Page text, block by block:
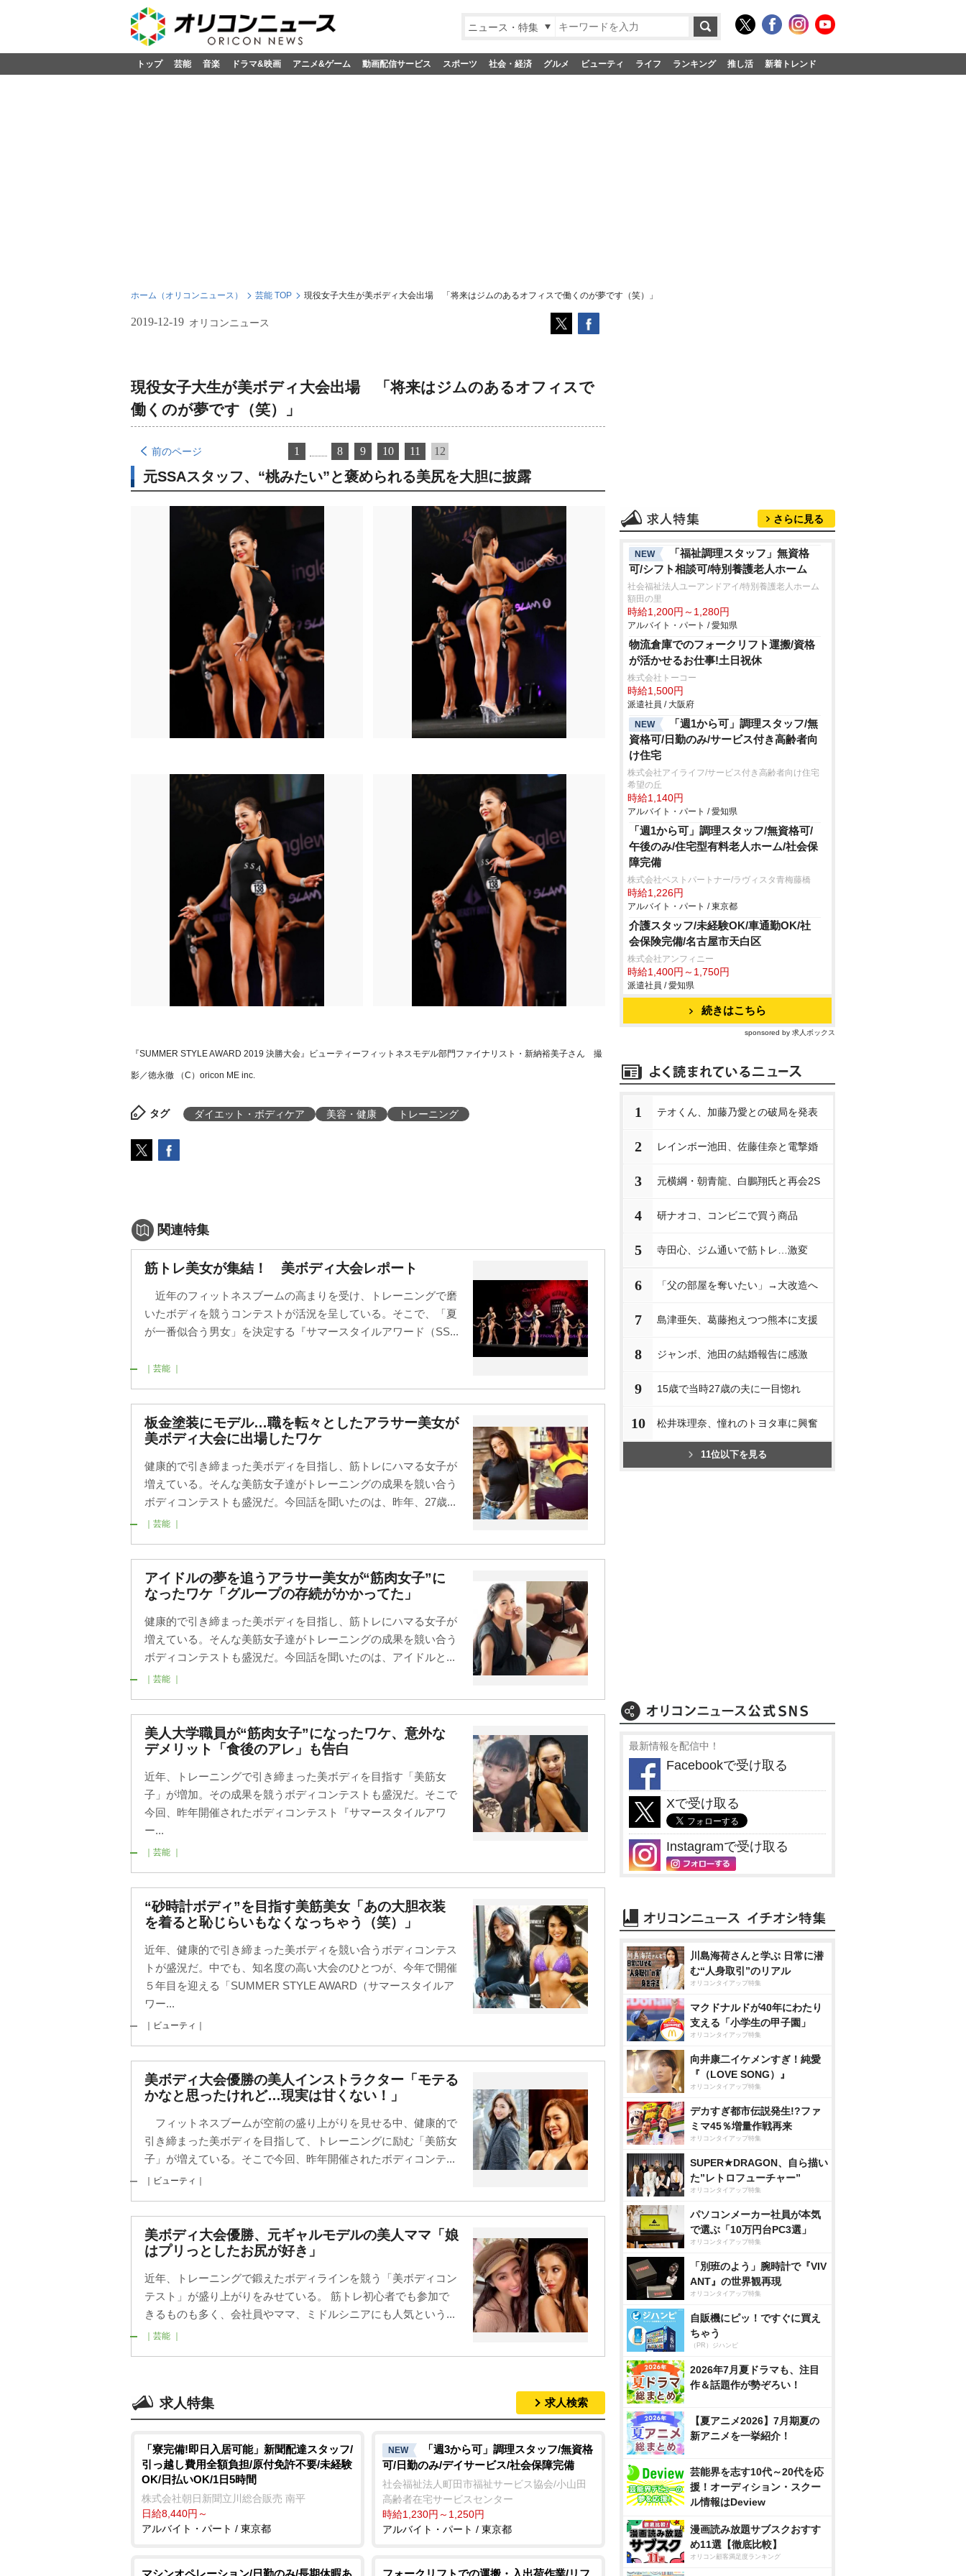
ニュース・特集
トップ 芸能 音楽 ドラマ&映画 アニメ&ゲーム 動画配信サービス スポーツ 社会・経済 グルメ ビューティ ライフ ランキング 推し活 新着トレンド
ホーム（オリコンニュース） 芸能 TOP 現役女子大生が美ボディ大会出場 「将来はジムのあるオフィスで働くのが夢です（笑）」
2019-12-19 オリコンニュース
現役女子大生が美ボディ大会出場 「将来はジムのあるオフィスで
働くのが夢です（笑）」
前のページ 1 8 9 10 11 12
元SSAスタッフ、“桃みたい”と褒められる美尻を大胆に披露
『SUMMER STYLE AWARD 2019 決勝大会』ビューティーフィットネスモデル部門ファイナリスト・新納裕美子さん 撮
影／徳永徹 （C）oricon ME inc.
タグ ダイエット・ボディケア 美容・健康 トレーニング
関連特集
筋トレ美女が集結！ 美ボディ大会レポート
近年のフィットネスブームの高まりを受け、トレーニングで磨
いたボディを競うコンテストが活況を呈している。そこで、「夏
が一番似合う男女」を決定する『サマースタイルアワード（SS...
｜芸能 ｜
板金塗装にモデル…職を転々としたアラサー美女が
美ボディ大会に出場したワケ
健康的で引き締まった美ボディを目指し、筋トレにハマる女子が
増えている。そんな美筋女子達がトレーニングの成果を競い合う
ボディコンテストも盛況だ。今回話を聞いたのは、昨年、27歳...
｜芸能 ｜
アイドルの夢を追うアラサー美女が“筋肉女子”に
なったワケ「グループの存続がかかってた」
健康的で引き締まった美ボディを目指し、筋トレにハマる女子が
増えている。そんな美筋女子達がトレーニングの成果を競い合う
ボディコンテストも盛況だ。今回話を聞いたのは、アイドルと...
｜芸能 ｜
美人大学職員が“筋肉女子”になったワケ、意外な
デメリット「食後のアレ」も告白
近年、トレーニングで引き締まった美ボディを目指す「美筋女
子」が増加。その成果を競うボディコンテストも盛況だ。そこで
今回、昨年開催されたボディコンテスト『サマースタイルアワ
ー...
｜芸能 ｜
“砂時計ボディ”を目指す美筋美女「あの大胆衣装
を着ると恥じらいもなくなっちゃう（笑）」
近年、健康的で引き締まった美ボディを競い合うボディコンテス
トが盛況だ。中でも、知名度の高い大会のひとつが、今年で開催
５年目を迎える「SUMMER STYLE AWARD（サマースタイルア
ワー...
｜ビューティ｜
美ボディ大会優勝の美人インストラクター「モテる
かなと思ったけれど…現実は甘くない！」
フィットネスブームが空前の盛り上がりを見せる中、健康的で
引き締まった美ボディを目指して、トレーニングに励む「美筋女
子」が増えている。そこで今回、昨年開催されたボディコンテ...
｜ビューティ｜
美ボディ大会優勝、元ギャルモデルの美人ママ「娘
はプリっとしたお尻が好き」
近年、トレーニングで鍛えたボディラインを競う「美ボディコン
テスト」が盛り上がりをみせている。 筋トレ初心者でも参加で
きるものも多く、会社員やママ、ミドルシニアにも人気という...
｜芸能 ｜
求人特集 求人検索
「寮完備!即日入居可能」新聞配達スタッフ/
引っ越し費用全額負担/原付免許不要/未経験
OK/日払いOK/1日5時間
株式会社朝日新聞立川総合販売 南平
日給8,440円～
アルバイト・パート / 東京都
NEW
「週3から可」調理スタッフ/無資格
可/日勤のみ/デイサービス/社会保障完備
社会福祉法人町田市福祉サービス協会/小山田
高齢者在宅サービスセンター
時給1,230円～1,250円
アルバイト・パート / 東京都
さらに見る
NEW
「福祉調理スタッフ」無資格
可/シフト相談可/特別養護老人ホーム
社会福祉法人ユーアンドアイ/特別養護老人ホーム
額田の里
時給1,200円～1,280円
アルバイト・パート / 愛知県
物流倉庫でのフォークリフト運搬/資格
が活かせるお仕事!土日祝休
株式会社トーコー
時給1,500円
派遣社員 / 大阪府
NEW
「週1から可」調理スタッフ/無
資格可/日勤のみ/サービス付き高齢者向
け住宅
株式会社アイライフ/サービス付き高齢者向け住宅
希望の丘
時給1,140円
アルバイト・パート / 愛知県
「週1から可」調理スタッフ/無資格可/
午後のみ/住宅型有料老人ホーム/社会保
障完備
株式会社ベストパートナー/ラヴィスタ青梅藤橋
時給1,226円
アルバイト・パート / 東京都
介護スタッフ/未経験OK/車通勤OK/社
会保険完備/名古屋市天白区
株式会社アンフィニー
時給1,400円～1,750円
派遣社員 / 愛知県
続きはこちら
sponsored by 求人ボックス
1 テオくん、加藤乃愛との破局を発表
2 レインボー池田、佐藤佳奈と電撃婚
3 元横綱・朝青龍、白鵬翔氏と再会2S
4 研ナオコ、コンビニで買う商品
5 寺田心、ジム通いで筋トレ…激変
6 「父の部屋を奪いたい」→大改造へ
7 島津亜矢、葛藤抱えつつ熊本に支援
8 ジャンボ、池田の結婚報告に感激
9 15歳で当時27歳の夫に一目惚れ
10 松井珠理奈、憧れのトヨタ車に興奮
11位以下を見る
最新情報を配信中！
Facebookで受け取る
Xで受け取る
Instagramで受け取る
川島海荷さんと学ぶ 日常に潜
む“人身取引”のリアル
オリコンタイアップ特集
マクドナルドが40年にわたり
支える「小学生の甲子園」
オリコンタイアップ特集
向井康二イケメンすぎ！純愛
『（LOVE SONG）』
オリコンタイアップ特集
デカすぎ都市伝説発生!?ファ
ミマ45％増量作戦再来
オリコンタイアップ特集
SUPER★DRAGON、自ら描い
た”レトロフューチャー”
オリコンタイアップ特集
パソコンメーカー社員が本気
で選ぶ「10万円台PC3選」
オリコンタイアップ特集
「別班のよう」腕時計で『VIV
ANT』の世界観再現
オリコンタイアップ特集
自販機にピッ！ですぐに買え
ちゃう
（PR）ジハンピ
2026年7月夏ドラマも、注目
作＆話題作が勢ぞろい！
【夏アニメ2026】7月期夏の
新アニメを一挙紹介！
芸能界を志す10代～20代を応
援！オーディション・スクー
ル情報はDeview
漫画読み放題サブスクおすす
め11選【徹底比較】
オリコン顧客満足度ランキング